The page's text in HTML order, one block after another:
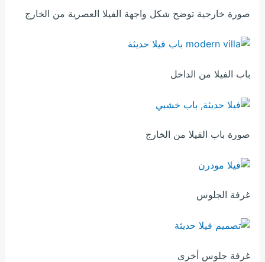
صورة خارجية توضح شكل واجهة الفيلا العصرية من الخارج
باب الفيلا من الداخل
صورة باب الفيلا من الخارج
غرفة الجلوس
غرفة جلوس أخرى